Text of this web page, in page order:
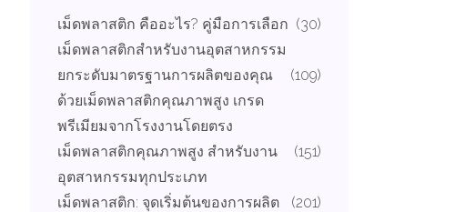
เม็ดพลาสติก คืออะไร? คู่มือการเลือก
เม็ดพลาสติกสำหรับงานอุตสาหกรรม
(30)
ยกระดับมาตรฐานการผลิตของคุณ
ด้วยเม็ดพลาสติกคุณภาพสูง เกรด
พรีเมียมจากโรงงานโดยตรง
(109)
เม็ดพลาสติกคุณภาพสูง สำหรับงาน
อุตสาหกรรมทุกประเภท
(151)
เม็ดพลาสติก: จุดเริ่มต้นของการผลิต
(201)